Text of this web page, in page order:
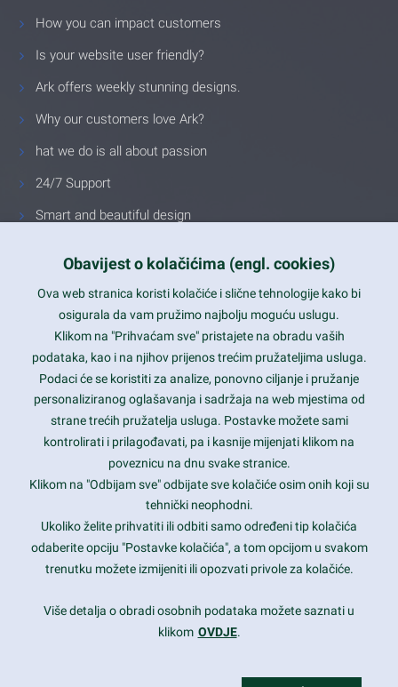
How you can impact customers
Is your website user friendly?
Ark offers weekly stunning designs.
Why our customers love Ark?
hat we do is all about passion
24/7 Support
Smart and beautiful design
Latest trends and much more...
Contact Info
1600 Amphitheatre Parkway, Mountain View, CA 94043
prothemes.net@gmail.com
Daily: 9:00 am - 6:00 pm
Sunday: Closed
Copyright 2017FRESHFACE© All Rights Reserved
Obavijest o kolačićima (engl. cookies)
Ova web stranica koristi kolačiće i slične tehnologije kako bi
osigurala da vam pružimo najbolju moguću uslugu.
Klikom na "Prihvaćam sve" pristajete na obradu vaših
podataka, kao i na njihov prijenos trećim pružateljima usluga.
Podaci će se koristiti za analize, ponovno ciljanje i pružanje
personaliziranog oglašavanja i sadržaja na web mjestima od
strane trećih pružatelja usluga. Postavke možete sami
kontrolirati i prilagođavati, pa i kasnije mijenjati klikom na
poveznicu na dnu svake stranice.
Klikom na "Odbijam sve" odbijate sve kolačiće osim onih koji su
tehnički neophodni.
Ukoliko želite prihvatiti ili odbiti samo određeni tip kolačića
odaberite opciju "Postavke kolačića", a tom opcijom u svakom
trenutku možete izmijeniti ili opozvati privole za kolačiće.
Više detalja o obradi osobnih podataka možete saznati u
klikom OVDJE.